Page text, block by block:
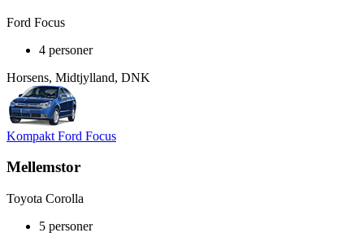
Ford Focus
4 personer
Horsens, Midtjylland, DNK
Kompakt Ford Focus
Mellemstor
Toyota Corolla
5 personer